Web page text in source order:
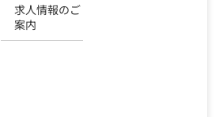
求人情報のご
案内